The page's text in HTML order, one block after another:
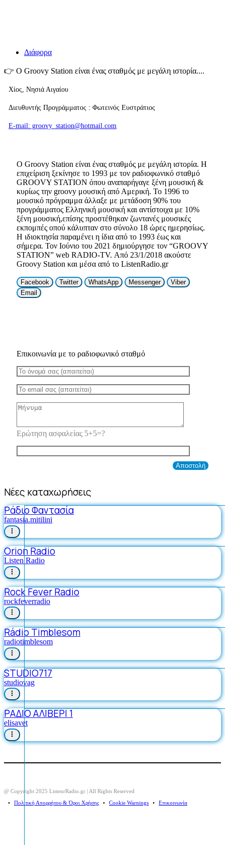
Διάφορα
👉 O Groovy Station είναι ένας σταθμός με μεγάλη ιστορία....
Χίος, Νησιά Αιγαίου
Διευθυντής Προγράμματος : Φωτεινός Ευστράτιος
E-mail: groovy_station@hotmail.com
O Groovy Station είναι ένας σταθμός με μεγάλη ιστορία. Η
επιχείριση ξεκίνησε το 1993 με τον ραδιοφωνικό σταθμό
GROOVY STATION όπου αναπαρήγαγε ξένη μουσική &
κυρίως την groovy μουσική από Αμερική. Το 1996 το
μουσικό πρόγραμμα άλλαξε με μετάδοση 90% του
προγράμματος Ελληνική μουσική και αντίστοιχα με 10%
ξένη μουσική,επίσης προστέθηκαν ζωντανές μουσικές
εκπομπές οπού κάλυπταν στο σύνολο 18 ώρες ημερησίως.
Η ιδιοκτησία παραμένει η ίδια από το 1993 έως και
σήμερα. Τον Ιούνιο του 2021 δημιούργησε τον “GROOVY
STATION” web RADIO-TV. Από 23/1/2018 ακούστε
Groovy Station και μέσα από το ListenRadio.gr
Facebook Twitter WhatsApp Messenger
Viber
Email
Επικοινωνία με το ραδιοφωνικό σταθμό
Ερώτηση ασφαλείας 5+5=?
Νέες καταχωρήσεις
Ράδιο Φαντασία
fantasia.mitilini
Orion Radio
Listen Radio
Rock Fever Radio
rockfeverradio
Rádio Timblesom
radiotimblesom
STUDIO717
studiovag
ΡΑΔΙΟ ΑΛΙΒΕΡΙ 1
elisavet
@ Copyright 2025 ListenrRadio.gr | All Rights Reserved
⠀•⠀ Πολιτική Απορρήτου & Όροι Χρήσης ⠀•⠀ Cookie Warnings ⠀•⠀ Επικοινωνία